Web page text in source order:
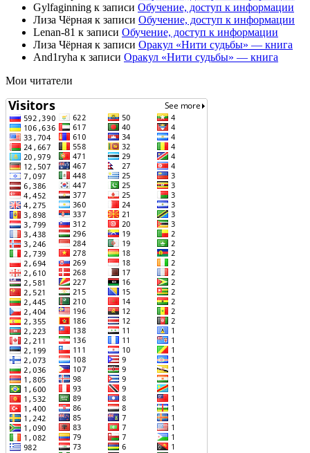
Gylfaginning к записи Обучение, доступ к информации
Лиза Чёрная к записи Обучение, доступ к информации
Lenan-81 к записи Обучение, доступ к информации
Лиза Чёрная к записи Оракул «Нити судьбы» — книга
And1ryha к записи Оракул «Нити судьбы» — книга
Мои читатели